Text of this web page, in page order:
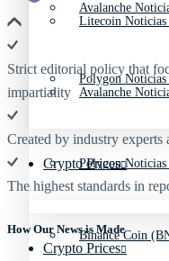
Avalanche
Polygon
Crypto Prices
Binance Coin
Litecoin
Avalanche
Polygon
Crypto Prices
Strict editorial policy that
impartiality
Created by industry
The highest standards in
How Our News is Made